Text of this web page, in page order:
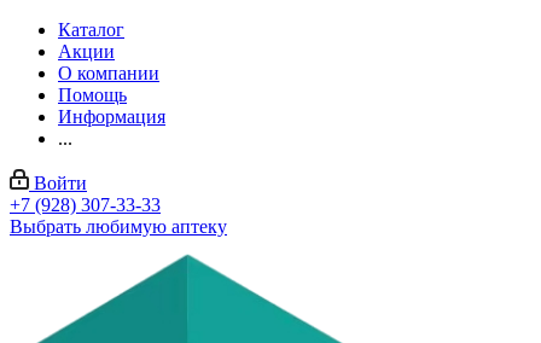
Каталог
Акции
О компании
Помощь
Информация
...
Войти
+7 (928) 307-33-33
Выбрать любимую аптеку